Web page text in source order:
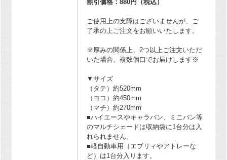
割引価格：880円（税込）
ご使用上の支障はございませんが、ご
了承の上ご注文をお願いいたします。
※厚みの関係上、2つ以上ご注文いただ
いた場合、複数個口でお届けします※
▼サイズ
（タテ）約520mm
（ヨコ）約450mm
（マチ）約270mm
■ハイエースやキャラバン、ミニバン等
のマルチシェードは収納袋に1台分は入
れられません。
■軽自動車用（エブリィやアトレーな
ど）は1台分入ります。